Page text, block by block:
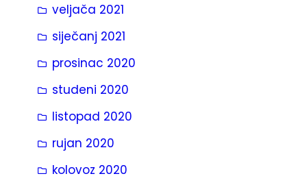
veljača 2021
siječanj 2021
prosinac 2020
studeni 2020
listopad 2020
rujan 2020
kolovoz 2020